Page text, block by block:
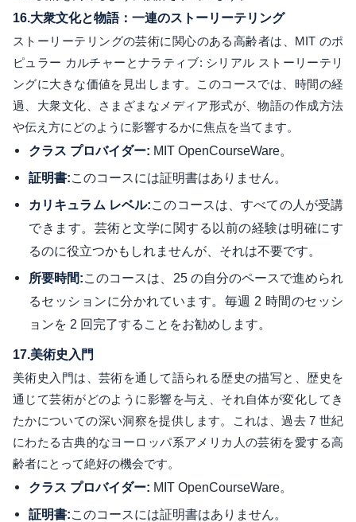
16.大衆文化と物語：一連のストーリーテリング
ストーリーテリングの芸術に関心のある高齢者は、MIT のポ
ピュラー カルチャーとナラティブ: シリアル ストーリーテリ
ングに大きな価値を見出します。このコースでは、時間の経
過、大衆文化、さまざまなメディア形式が、物語の作成方法
や伝え方にどのように影響するかに焦点を当てます。
クラス プロバイダー: MIT OpenCourseWare。
証明書: このコースには証明書はありません。
カリキュラム レベル: このコースは、すべての人が受講
できます。芸術と文学に関する以前の経験は明確にす
るのに役立つかもしれませんが、それは不要です。
所要時間: このコースは、25 の自分のペースで進められ
るセッションに分かれています。毎週 2 時間のセッシ
ョンを 2 回完了することをお勧めします。
17.美術史入門
美術史入門は、芸術を通して語られる歴史の描写と、歴史を
通じて芸術がどのように影響を与え、それ自体が変化してき
たかについての深い洞察を提供します。これは、過去 7 世紀
にわたる古典的なヨーロッパ系アメリカ人の芸術を愛する高
齢者にとって絶好の機会です。
クラス プロバイダー: MIT OpenCourseWare。
証明書: このコースには証明書はありません。